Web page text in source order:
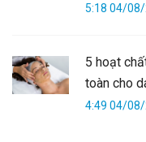
5:18 04/
5 hoạt
toàn cho
4:49 04/